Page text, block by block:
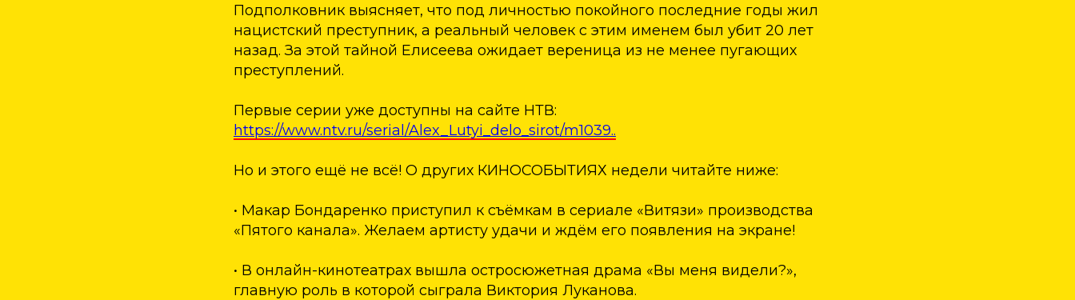
Подполковник выясняет, что под личностью покойного последние годы жил
нацистский преступник, а реальный человек с этим именем был убит 20 лет
назад. За этой тайной Елисеева ожидает вереница из не менее пугающих
преступлений.
Первые серии уже доступны на сайте НТВ:
https://www.ntv.ru/serial/Alex_Lutyi_delo_sirot/m1039..
Но и этого ещё не всё! О других КИНОСОБЫТИЯХ недели читайте ниже:
• Макар Бондаренко приступил к съёмкам в сериале «Витязи» производства
«Пятого канала». Желаем артисту удачи и ждём его появления на экране!
• В онлайн-кинотеатрах вышла остросюжетная драма «Вы меня видели?»,
главную роль в которой сыграла Виктория Луканова.